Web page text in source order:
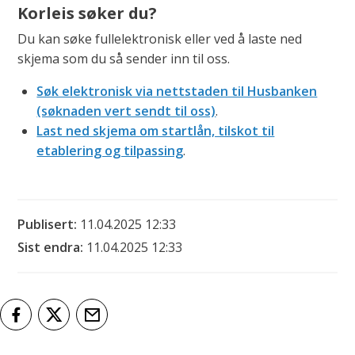
Korleis søker du?
Du kan søke fullelektronisk eller ved å laste ned
skjema som du så sender inn til oss.
Søk elektronisk via nettstaden til Husbanken
(søknaden vert sendt til oss).
Last ned skjema om startlån, tilskot til
etablering og tilpassing.
Publisert 11.04.2025 12:33
Sist endra 11.04.2025 12:33